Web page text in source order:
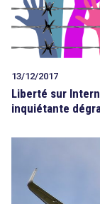
13/12/2017
Liberté sur
inquiétante